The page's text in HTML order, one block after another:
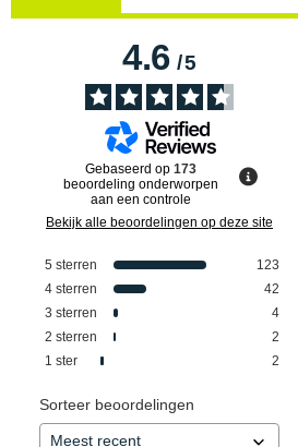
4.6/5
Gebaseerd op 173
beoordeling onderworpen
aan een controle
Bekijk alle beoordelingen op deze site
5 sterren
123
4 sterren
42
3 sterren
4
2 sterren
2
1 ster 2
Sorteer beoordelingen